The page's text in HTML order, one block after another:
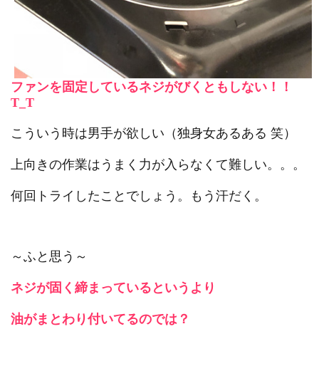
ファンを固定しているネジがびくともしない！！
T_T
こういう時は男手が欲しい（独身女あるある 笑）
上向きの作業はうまく力が入らなくて難しい。。。
何回トライしたことでしょう。もう汗だく。
～ふと思う～
ネジが固く締まっているというより
油がまとわり付いてるのでは？